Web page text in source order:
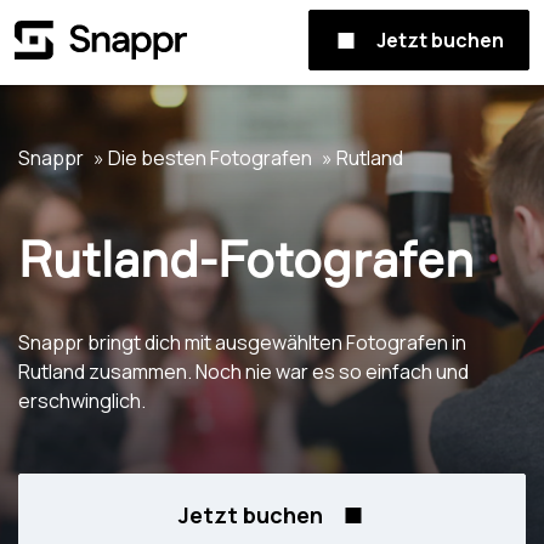
Jetzt buchen
Snappr Die besten Fotografen Rutland
Rutland-Fotografen
Snappr bringt dich mit ausgewählten Fotografen in
Rutland zusammen. Noch nie war es so einfach und
erschwinglich.
Jetzt buchen